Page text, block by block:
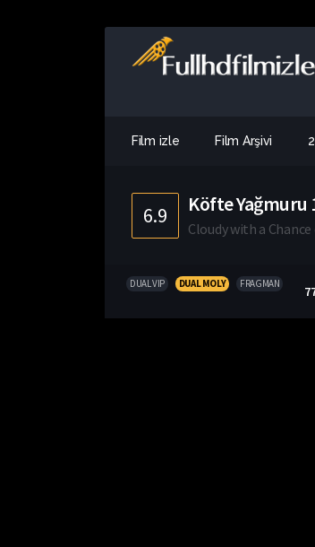
Film izle Film Arşivi
6.9 Köfte Yağmuru
Cloudy with a
DUAL VIP DUAL MOLY FRAGMAN